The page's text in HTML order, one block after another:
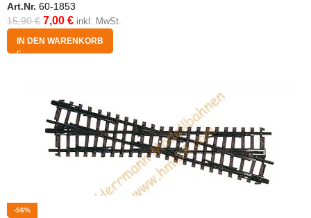
Art.Nr. 60-1853
15,90€ 7,00 € inkl. MwSt.
IN DEN WARENKORB
-56%